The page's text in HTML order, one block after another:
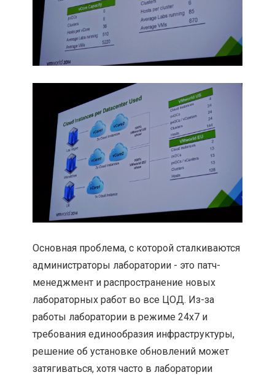
Основная проблема, с которой сталкиваются
администраторы лаборатории - это патч-
менеджмент и распространение новых
лабораторных работ во все ЦОД. Из-за
работы лаборатории в режиме 24x7 и
требования единообразия инфраструктуры,
решение об установке обновлений может
затягиваться, хотя часто в лаборатории